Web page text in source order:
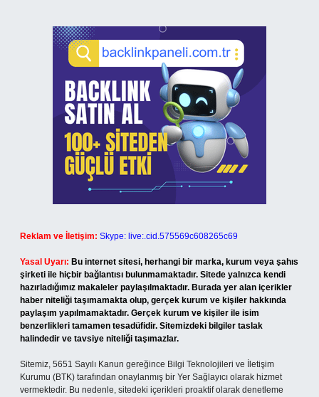
Reklam ve İletişim: Skype: live:.cid.575569c608265c69
Yasal Uyarı: Bu internet sitesi, herhangi bir marka, kurum veya şahıs
şirketi ile hiçbir bağlantısı bulunmamaktadır. Sitede yalnızca kendi
hazırladığımız makaleler paylaşılmaktadır. Burada yer alan içerikler
haber niteliği taşımamakta olup, gerçek kurum ve kişiler hakkında
paylaşım yapılmamaktadır. Gerçek kurum ve kişiler ile isim
benzerlikleri tamamen tesadüfidir. Sitemizdeki bilgiler taslak
halindedir ve tavsiye niteliği taşımazlar.
Sitemiz, 5651 Sayılı Kanun gereğince Bilgi Teknolojileri ve İletişim
Kurumu (BTK) tarafından onaylanmış bir Yer Sağlayıcı olarak hizmet
vermektedir. Bu nedenle, sitedeki içerikleri proaktif olarak denetleme